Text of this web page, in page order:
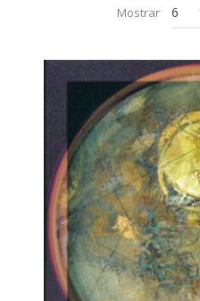
Mostrar